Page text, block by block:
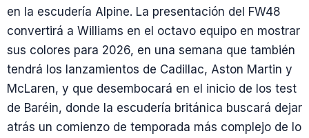
en la escudería Alpine. La presentación del FW48
convertirá a Williams en el octavo equipo en mostrar
sus colores para 2026, en una semana que también
tendrá los lanzamientos de Cadillac, Aston Martin y
McLaren, y que desembocará en el inicio de los test
de Baréin, donde la escudería británica buscará dejar
atrás un comienzo de temporada más complejo de lo